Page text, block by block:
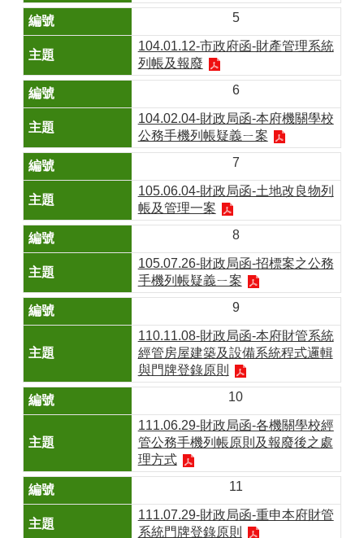
5
104.01.12-市政府函-財產管理系統
列帳及報廢
6
104.02.04-財政局函-本府機關學校
公務手機列帳疑義ㄧ案
7
105.06.04-財政局函-土地改良物列
帳及管理一案
8
105.07.26-財政局函-招標案之公務
手機列帳疑義ㄧ案
9
110.11.08-財政局函-本府財管系統
經管房屋建築及設備系統程式邏輯
與門牌登錄原則
10
111.06.29-財政局函-各機關學校經
管公務手機列帳原則及報廢後之處
理方式
11
111.07.29-財政局函-重申本府財管
系統門牌登錄原則